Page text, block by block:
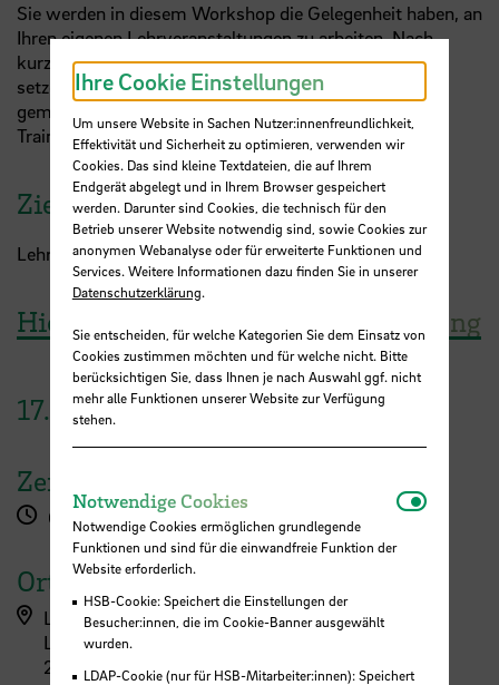
Sie werden in diesem Workshop die Gelegenheit haben, an
Ihren eigenen Lehrveranstaltungen zu arbeiten. Nach
kurzen Inputphasen für die theoretischen Grundlagen
setzen Sie das Gelernte praktisch um und reflektieren
gemeinsam mit den anderen Teilnehmenden und der
Trainerin Ihre Ergebnisse.
Zielgruppe
Lehrende aller Fakultäten
Hier geht es zur Workshopanmeldung
17. März2026
Zeit
09:00 - 13:00 Uhr
Ort
LehrePlus (ZLL)
Langemarckstraße 113
28199 Bremen
Ihre Cookie Einstellungen
Um unsere Website in Sachen Nutzer:innenfreundlichkeit,
Effektivität und Sicherheit zu optimieren, verwenden wir
Cookies. Das sind kleine Textdateien, die auf Ihrem
Endgerät abgelegt und in Ihrem Browser gespeichert
werden. Darunter sind Cookies, die technisch für den
Betrieb unserer Website notwendig sind, sowie Cookies zur
anonymen Webanalyse oder für erweiterte Funktionen und
Services. Weitere Informationen dazu finden Sie in unserer
Datenschutzerklärung.
Sie entscheiden, für welche Kategorien Sie dem Einsatz von
Cookies zustimmen möchten und für welche nicht. Bitte
berücksichtigen Sie, dass Ihnen je nach Auswahl ggf. nicht
mehr alle Funktionen unserer Website zur Verfügung
stehen.
Notwendige Cookies
Notwendige Cookies ermöglichen grundlegende
Funktionen und sind für die einwandfreie Funktion der
Website erforderlich.
HSB-Cookie: Speichert die Einstellungen der
Besucher:innen, die im Cookie-Banner ausgewählt
wurden.
LDAP-Cookie (nur für HSB-Mitarbeiter:innen): Speichert